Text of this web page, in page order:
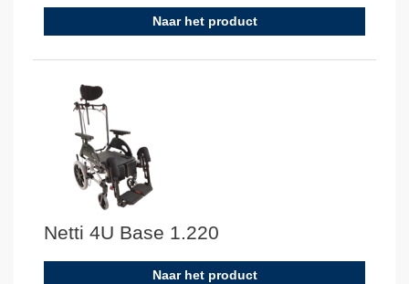
Naar het product
Netti 4U Base 1.220
Naar het product